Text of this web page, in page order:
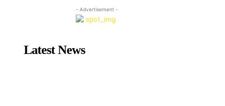
- Advertisement -
Latest News